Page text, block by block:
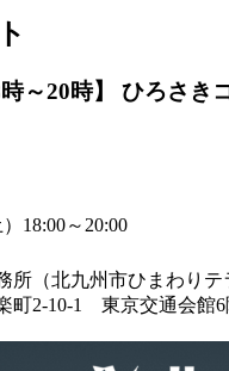
～20時】 ひろさき
18:00～20:00
所（北九州市ひまわりテ
町2-10-1 東京交通会館